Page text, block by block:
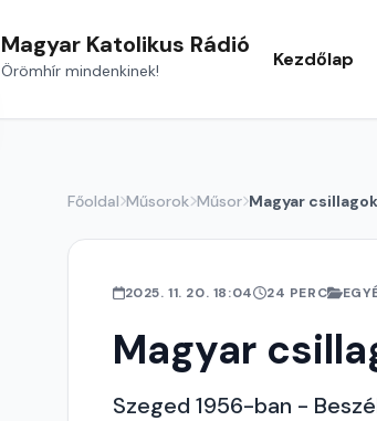
Magyar Katolikus Rádió
Örömhír mindenkinek! Kezdőlap
Főoldal Műsorok Műsor Magyar csillagok
2025. 11. 20. 18:04 24 PERC
Magyar
Szeged 1956-ban -